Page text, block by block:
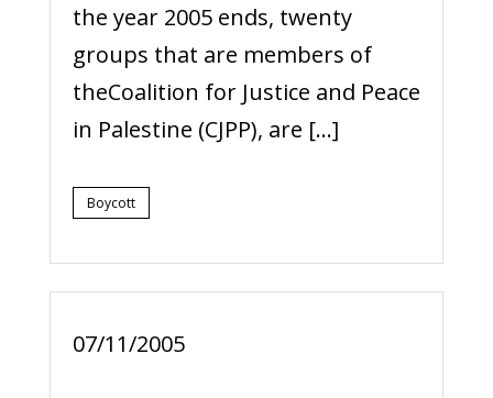
the year 2005 ends, twenty
groups that are members of
theCoalition for Justice and Peace
in Palestine (CJPP), are […]
Boycott
07/11/2005